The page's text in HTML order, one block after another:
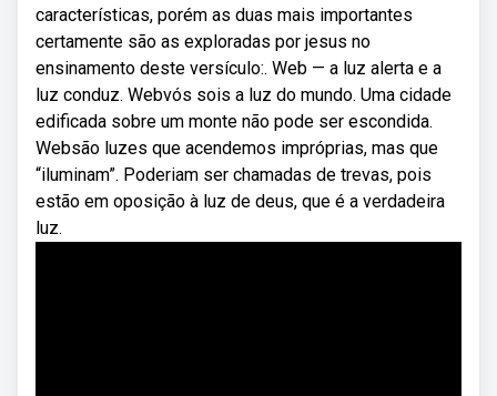
características, porém as duas mais importantes
certamente são as exploradas por jesus no
ensinamento deste versículo:. Web — a luz alerta e a
luz conduz. Webvós sois a luz do mundo. Uma cidade
edificada sobre um monte não pode ser escondida.
Websão luzes que acendemos impróprias, mas que
“iluminam”. Poderiam ser chamadas de trevas, pois
estão em oposição à luz de deus, que é a verdadeira
luz.